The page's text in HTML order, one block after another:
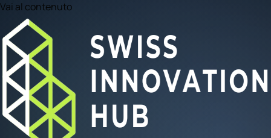
Vai al contenuto